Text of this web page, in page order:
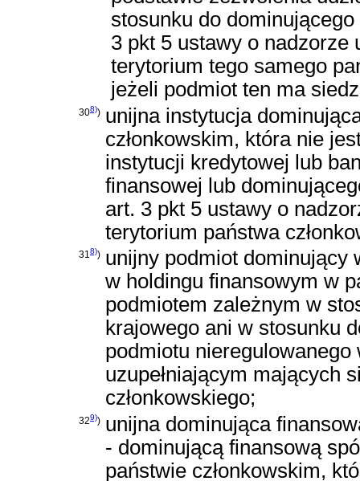
stosunku do
3 pkt 5 ustawy o nadzorze
terytorium tego samego
jeżeli podmiot ten ma
308)) unijna instytucja
członkowskim, która nie
instytucji kredytowej lub
finansowej lub
art. 3 pkt 5 ustawy o
terytorium państwa
318)) unijny podmiot dominujący
w holdingu finansowym w
podmiotem zależnym w
krajowego ani w stosunku
podmiotu
uzupełniającym mających
członkowskiego;
329)) unijna dominująca
- dominującą finansową
państwie członkowskim,